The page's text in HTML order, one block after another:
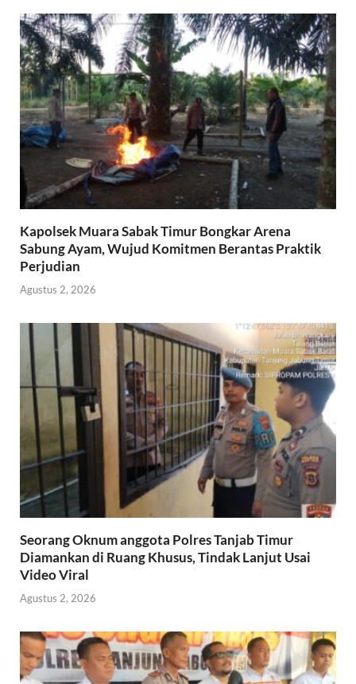
Kapolsek Muara Sabak Timur Bongkar Arena
Sabung Ayam, Wujud Komitmen Berantas Praktik
Perjudian
Agustus 2, 2026
Seorang Oknum anggota Polres Tanjab Timur
Diamankan di Ruang Khusus, Tindak Lanjut Usai
Video Viral
Agustus 2, 2026